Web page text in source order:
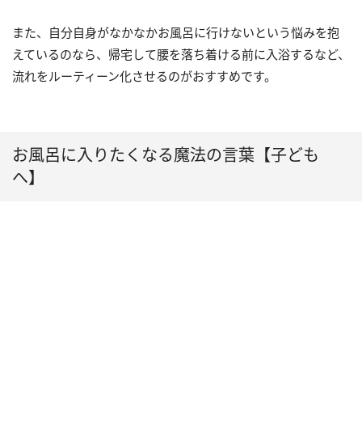
また、自分自身がなかなかお風呂に行けないという悩みを抱
えているのなら、帰宅して腰を落ち着ける前に入浴するなど、
流れをルーティーン化させるのがおすすめです。
お風呂に入りたくなる魔法の言葉【子ども
へ】